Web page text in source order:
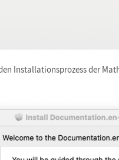
Installationsprozess der